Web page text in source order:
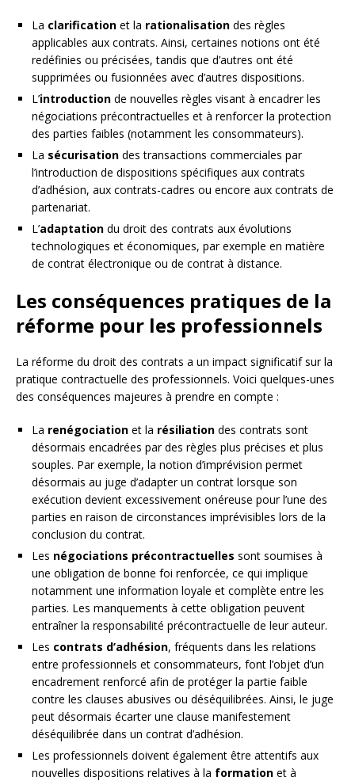
La clarification et la rationalisation des règles
applicables aux contrats. Ainsi, certaines notions ont été
redéfinies ou précisées, tandis que d’autres ont été
supprimées ou fusionnées avec d’autres dispositions.
L’introduction de nouvelles règles visant à encadrer les
négociations précontractuelles et à renforcer la protection
des parties faibles (notamment les consommateurs).
La sécurisation des transactions commerciales par
l’introduction de dispositions spécifiques aux contrats
d’adhésion, aux contrats-cadres ou encore aux contrats de
partenariat.
L’adaptation du droit des contrats aux évolutions
technologiques et économiques, par exemple en matière
de contrat électronique ou de contrat à distance.
Les conséquences pratiques de la
réforme pour les professionnels
La réforme du droit des contrats a un impact significatif sur la
pratique contractuelle des professionnels. Voici quelques-unes
des conséquences majeures à prendre en compte :
La renégociation et la résiliation des contrats sont
désormais encadrées par des règles plus précises et plus
souples. Par exemple, la notion d’imprévision permet
désormais au juge d’adapter un contrat lorsque son
exécution devient excessivement onéreuse pour l’une des
parties en raison de circonstances imprévisibles lors de la
conclusion du contrat.
Les négociations précontractuelles sont soumises à
une obligation de bonne foi renforcée, ce qui implique
notamment une information loyale et complète entre les
parties. Les manquements à cette obligation peuvent
entraîner la responsabilité précontractuelle de leur auteur.
Les contrats d’adhésion, fréquents dans les relations
entre professionnels et consommateurs, font l’objet d’un
encadrement renforcé afin de protéger la partie faible
contre les clauses abusives ou déséquilibrées. Ainsi, le juge
peut désormais écarter une clause manifestement
déséquilibrée dans un contrat d’adhésion.
Les professionnels doivent également être attentifs aux
nouvelles dispositions relatives à la formation et à